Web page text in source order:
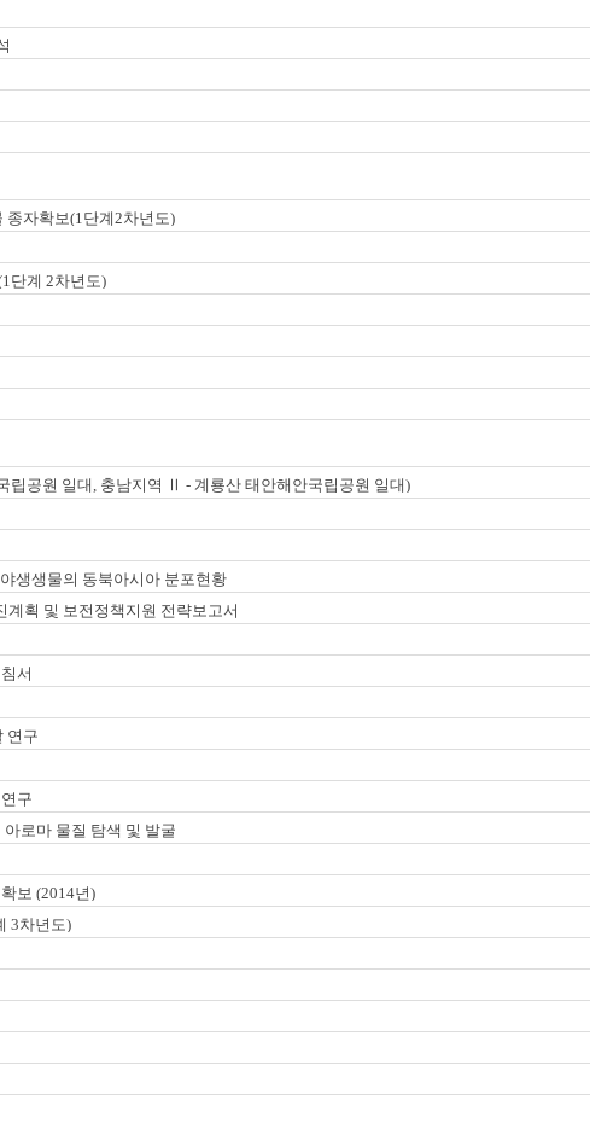
종자확보(1단계2차년도)
단계 2차년도)
립공원 일대, 충남지역 Ⅱ - 계룡산 태안해안국립공원 일대)
생생물의 동북아시아 분포현황
획 및 보전정책지원 전략보고서
서
연구
구
로마 물질 탐색 및 발굴
보 (2014년)
3차년도)